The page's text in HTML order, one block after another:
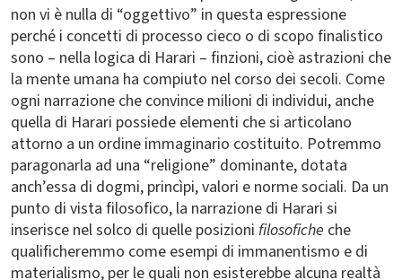
non vi è nulla di “oggettivo” in questa espressione
perché i concetti di processo cieco o di scopo finalistico
sono – nella logica di Harari – finzioni, cioè astrazioni che
la mente umana ha compiuto nel corso dei secoli. Come
ogni narrazione che convince milioni di individui, anche
quella di Harari possiede elementi che si articolano
attorno a un ordine immaginario costituito. Potremmo
paragonarla ad una “religione” dominante, dotata
anch’essa di dogmi, princìpi, valori e norme sociali. Da un
punto di vista filosofico, la narrazione di Harari si
inserisce nel solco di quelle posizioni filosofiche che
qualificheremmo come esempi di immanentismo e di
materialismo, per le quali non esisterebbe alcuna realtà